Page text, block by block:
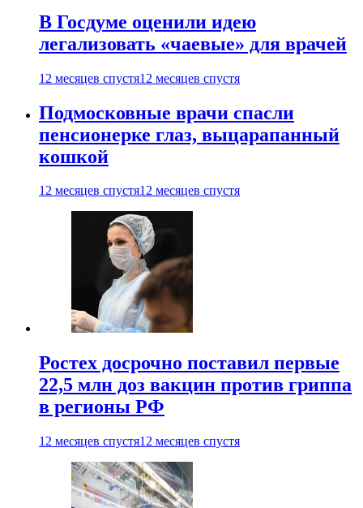
В Госдуме оценили идею
легализовать «чаевые» для врачей
12 месяцев спустя12 месяцев спустя
Подмосковные врачи спасли
пенсионерке глаз, выцарапанный
кошкой
12 месяцев спустя12 месяцев спустя
Ростех досрочно поставил первые
22,5 млн доз вакцин против гриппа
в регионы РФ
12 месяцев спустя12 месяцев спустя